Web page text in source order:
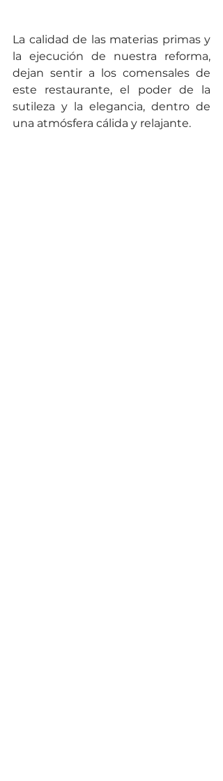
La calidad de las materias primas y
la ejecución de nuestra reforma,
dejan sentir a los comensales de
este restaurante, el poder de la
sutileza y la elegancia, dentro de
una atmósfera cálida y relajante.